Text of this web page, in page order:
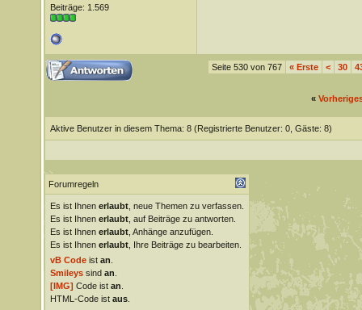
Beiträge: 1.569
Seite 530 von 767 «Erste < 30
«
Aktive Benutzer in diesem Thema: 8 (Registrierte Benutzer: 0, Gäste: 8)
Forumregeln
Es ist Ihnen erlaubt, neue Themen zu verfassen.
Es ist Ihnen erlaubt, auf Beiträge zu antworten.
Es ist Ihnen erlaubt, Anhänge anzufügen.
Es ist Ihnen erlaubt, Ihre Beiträge zu bearbeiten.
vB Codeist an
Smileyssind an
[IMG] Code ist an
HTML-Code ist aus.